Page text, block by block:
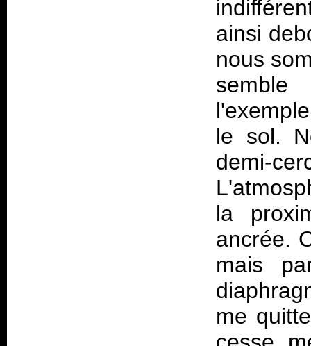
ainsi
nous
le sol.
demi-
la
ancrée.
mais
me